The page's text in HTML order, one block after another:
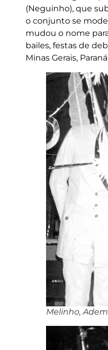
(Neguinho), que
o conjunto se
mudou o nome
bailes, festas de
Minas Gerais,
Melinho,